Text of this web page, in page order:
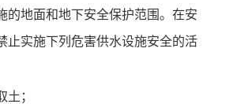
的地面和地下安全保护范围。在安
止实施下列危害供水设施安全的活
土；